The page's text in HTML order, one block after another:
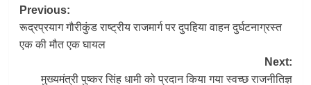
Post
navigation
Previous:
रूद्रप्रयाग गौरीकुंड राष्ट्रीय राजमार्ग पर दुपहिया वाहन दुर्घटनाग्रस्त
एक की मौत एक घायल
Next:
मुख्यमंत्री पुष्कर सिंह धामी को प्रदान किया गया स्वच्छ राजनीतिज्ञ